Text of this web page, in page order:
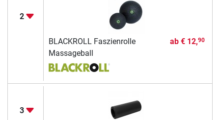
2
BLACKROLL Faszienrolle
Massageball
ab € 12,90
3